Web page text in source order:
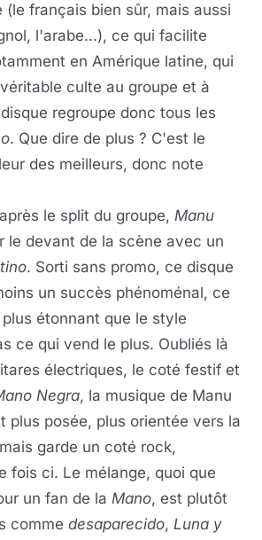
(le français bien sûr, mais aussi
l'arabe...), ce qui facilite
en Amérique latine, qui
culte au groupe et à
regroupe donc tous les
. Que dire de plus ? C'est le
des meilleurs, donc note
le split du groupe, Manu
le devant de la scène avec un
. Sorti sans promo, ce disque
un succès phénoménal, ce
étonnant que le style
ce qui vend le plus. Oubliés là
électriques, le coté festif et
Negra, la musique de Manu
plus posée, plus orientée vers la
garde un coté rock,
fois ci. Le mélange, quoi que
un fan de la Mano, est plutôt
comme desaparecido, Luna y